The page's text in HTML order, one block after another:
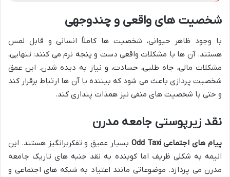
شخصیت های واقعی و چندوجهی
با وجود ظاهر حیوانی، شخصیت ها کاملاً انسانی و قابل لمس
هستند. آن ها با مشکلات واقعی دست و پنجه نرم می کنند: تنهایی،
مشکلات مالی، جاه طلبی، حسادت، و نیاز به دیده شدن. این عمق
شخصیت پردازی باعث می شود که بیننده با آن ها ارتباط برقرار کند
و حتی با شخصیت های منفی نیز همذات پنداری کند.
نقد زیرپوستی جامعه مدرن
پیام های اجتماعی Odd Taxi
بسیار عمیق و تفکربرانگیز هستند. این
انیمه به شکلی ظریف اما کوبنده به نقد جنبه های تاریک جامعه
مدرن می پردازد. موضوعاتی مانند اعتیاد به شبکه های اجتماعی و